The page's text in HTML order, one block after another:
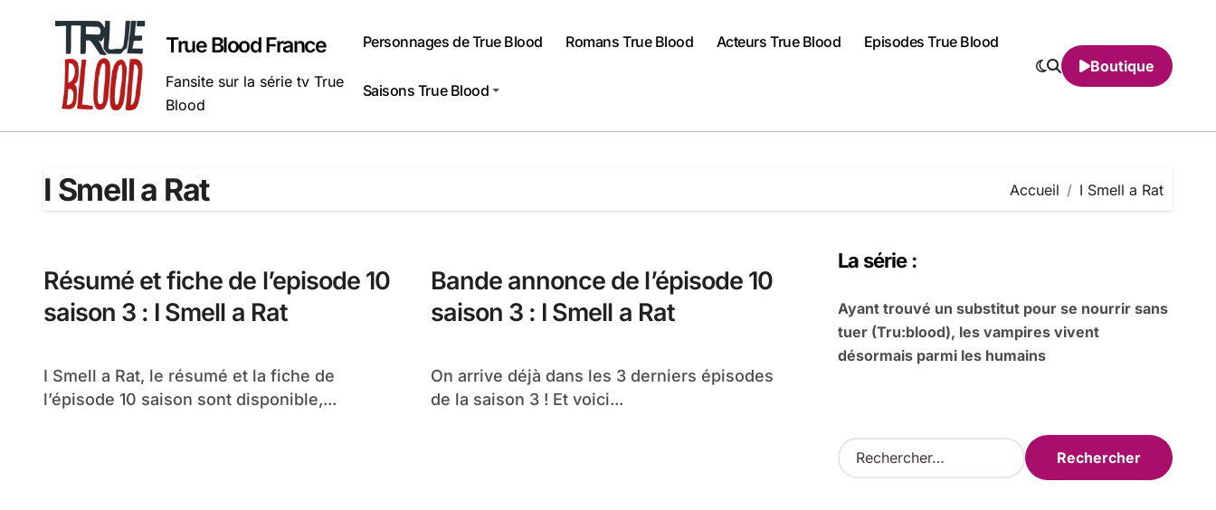
True Blood France
Fansite sur la série tv True
Blood
Personnages de True Blood Romans True Blood Acteurs True Blood Episodes True Blood
Saisons True Blood
Boutique
I Smell a Rat Accueil I Smell a Rat
Résumé et fiche de l’episode 10
saison 3 : I Smell a Rat
I Smell a Rat, le résumé et la fiche de
l’épisode 10 saison sont disponible,...
Bande annonce de l’épisode 10
saison 3 : I Smell a Rat
On arrive déjà dans les 3 derniers épisodes
de la saison 3 ! Et voici...
La série :
Ayant trouvé un substitut pour se nourrir sans
tuer (Tru:blood), les vampires vivent
désormais parmi les humains
R
e